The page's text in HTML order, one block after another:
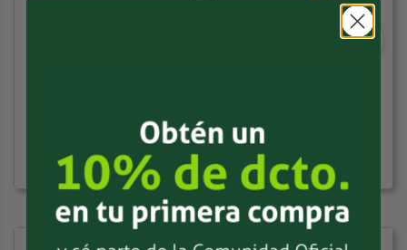
3 cuotas de $18.300 sin interés 3 cuotas de $16.633 sin interés